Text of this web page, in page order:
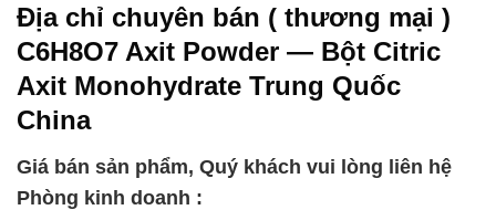
Địa chỉ chuyên bán ( thương mại )
C6H8O7 Axit Powder — Bột Citric
Axit Monohydrate Trung Quốc
China
Giá bán sản phẩm, Quý khách vui lòng liên hệ
Phòng kinh doanh :